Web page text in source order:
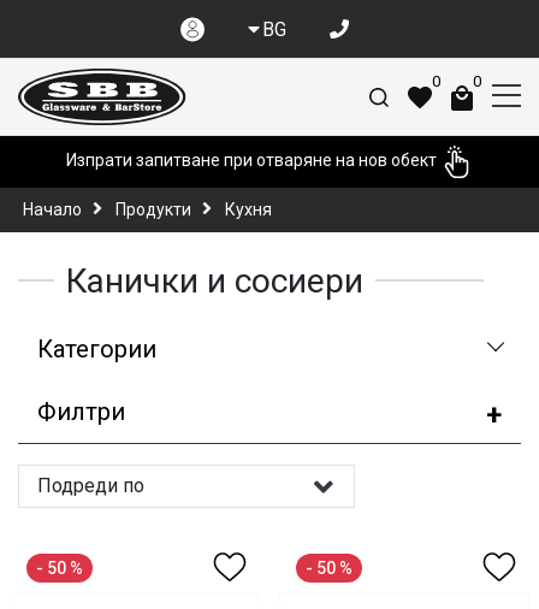
BG
0 0
Изпрати запитване при отваряне на нов обект
Начало Продукти Кухня
Канички и сосиери
Категории
Филтри
Подреди по
- 50 % - 50 %